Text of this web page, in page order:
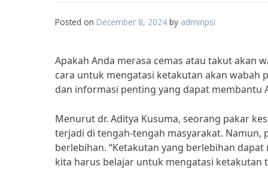
Posted on December 8, 2024 by adminpsi
Apakah Anda merasa cemas atau takut akan
cara untuk mengatasi ketakutan akan wabah
dan informasi penting yang dapat membantu
Menurut dr. Aditya Kusuma, seorang pakar
terjadi di tengah-tengah masyarakat.
berlebihan. “Ketakutan yang berlebihan
kita harus belajar untuk mengatasi ketakutan